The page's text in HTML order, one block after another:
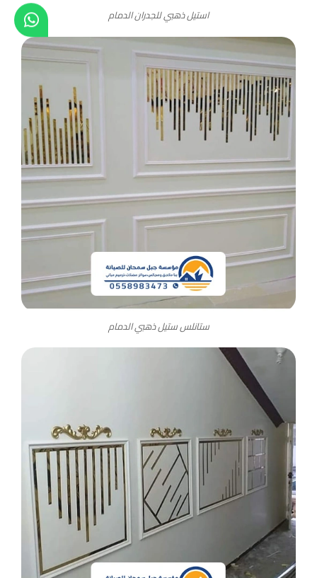
استيل ذهبي للجدران الدمام
ستانلس ستيل ذهبي الدمام